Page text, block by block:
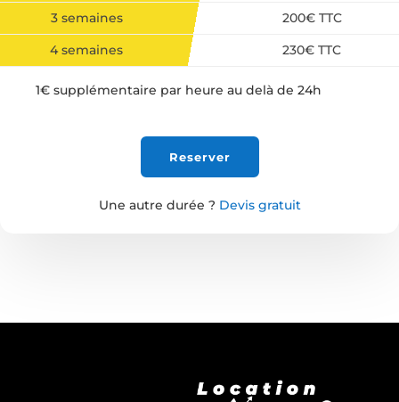
3 semaines
200€ TTC
4 semaines
230€ TTC
1€ supplémentaire par heure au delà de 24h
Reserver
Une autre durée ? Devis gratuit